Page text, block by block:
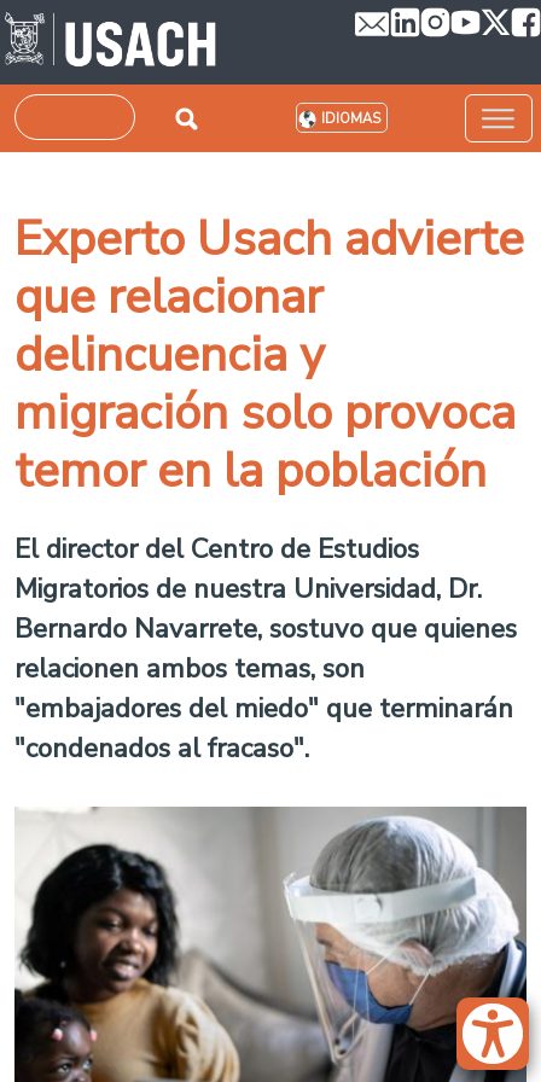
Pasar al contenido principal
Buscar IDIOMAS
Experto Usach advierte
que relacionar
delincuencia y
migración solo provoca
temor en la población
El director del Centro de Estudios
Migratorios de nuestra Universidad, Dr.
Bernardo Navarrete, sostuvo que quienes
relacionen ambos temas, son
"embajadores del miedo" que terminarán
"condenados al fracaso".